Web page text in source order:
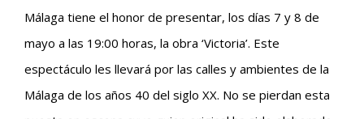
Málaga tiene el honor de presentar, los días 7 y 8 de
mayo a las 19:00 horas, la obra ‘Victoria’. Este
espectáculo les llevará por las calles y ambientes de la
Málaga de los años 40 del siglo XX. No se pierdan esta